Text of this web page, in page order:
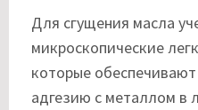
Для сгущения масла
микроскопические
которые
адгезию с металлом в